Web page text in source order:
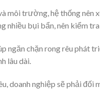
môi trường, hệ thống
nhiều bụi bẩn, nên kiểm
ngăn chặn rong rêu phát
lâu dài.
doanh nghiệp sẽ phải đối